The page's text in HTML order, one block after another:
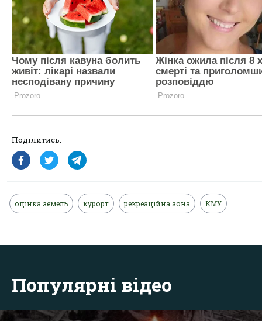
Поділитись:
оцінка земель курорт рекреаційна зона КМУ
Популярні відео